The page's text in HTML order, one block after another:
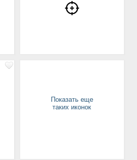
Показать еще
таких иконок